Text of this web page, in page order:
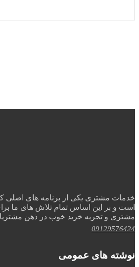
خدمات مشتری یکی از برنامه های اصلی
است و بر این اساس تمام تلاش های ما
مشتری و تجربه خرید خوب در ذهن
09129576424
نوشته های عمومی